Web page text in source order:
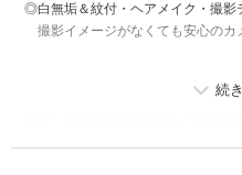
◎白無垢＆紋付・ヘアメイク・撮影
撮影イメージがなくても安心のカ
バリエーション豊富なフォトブー